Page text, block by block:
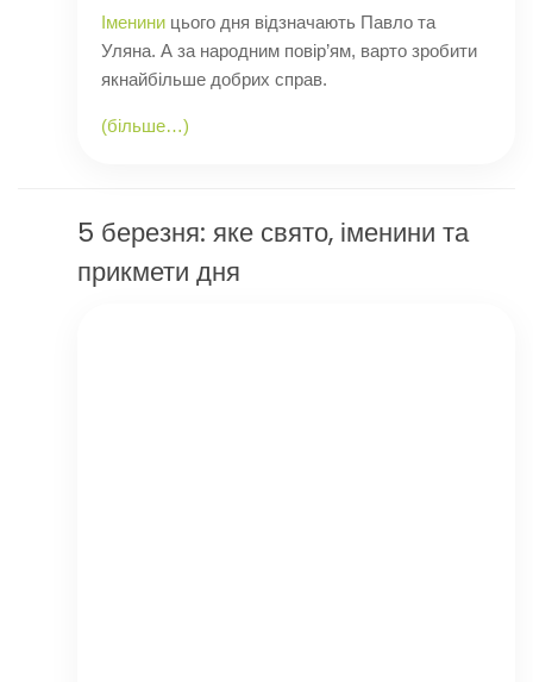
Іменини цього дня відзначають Павло та
Уляна. А за народним повір’ям, варто зробити
якнайбільше добрих справ.
(більше…)
5 березня: яке свято, іменини та
прикмети дня